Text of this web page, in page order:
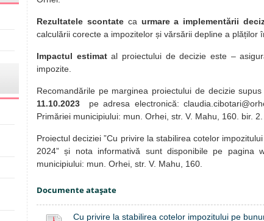
Rezultatele scontateca urmare a implementării
calculării corecte a impozitelor și vărsării depline a plăților
Impactul estimatal proiectului de decizie este –
impozite.
Recomandările pe marginea proiectului de decizie
11.10.2023 pe adresa electronică:
Primăriei municipiului: mun. Orhei, str. V. Mahu, 160. bir. 2.
Proiectul deciziei ”Cu privire la stabilirea cotelor
2024” și nota informativă sunt disponibile pe pagina
municipiului: mun. Orhei, str. V. Mahu, 160.
Documente ataşate
Cu privire la stabilirea cotelor impozitului pe